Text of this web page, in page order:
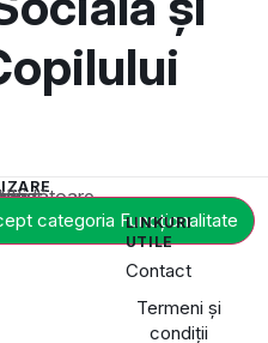
categoria Funcționalitate
LINKURI
UTILE
Contact
Termeni și
condiții